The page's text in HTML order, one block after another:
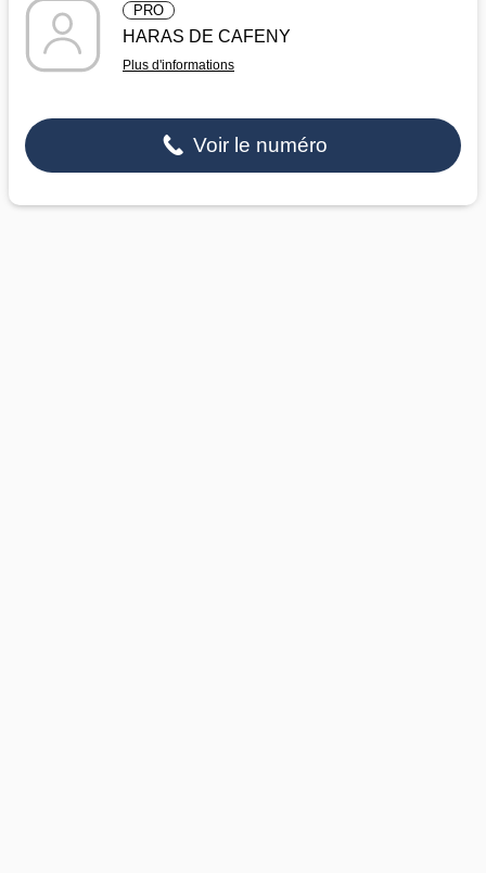
PRO
HARAS DE CAFENY
Plus d'informations
Voir le numéro